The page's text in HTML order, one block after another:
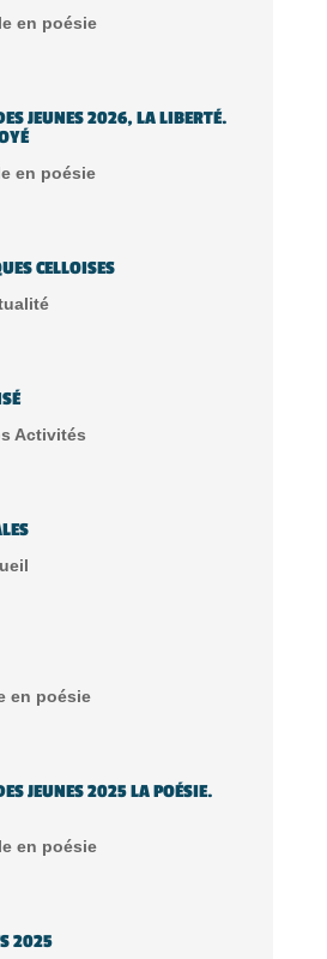
en poésie
JEUNES 2026, LA LIBERTÉ.
en poésie
CELLOISES
Activités
en poésie
JEUNES 2025 LA POÉSIE.
en poésie
2025